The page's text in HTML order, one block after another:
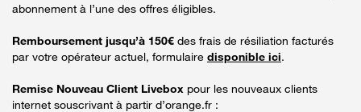
abonnement à l’une des offres éligibles.
Remboursement jusqu’à 150€ des frais de résiliation facturés
par votre opérateur actuel, formulaire disponible ici.
Remise Nouveau Client Livebox pour les nouveaux clients
internet souscrivant à partir d’orange.fr :